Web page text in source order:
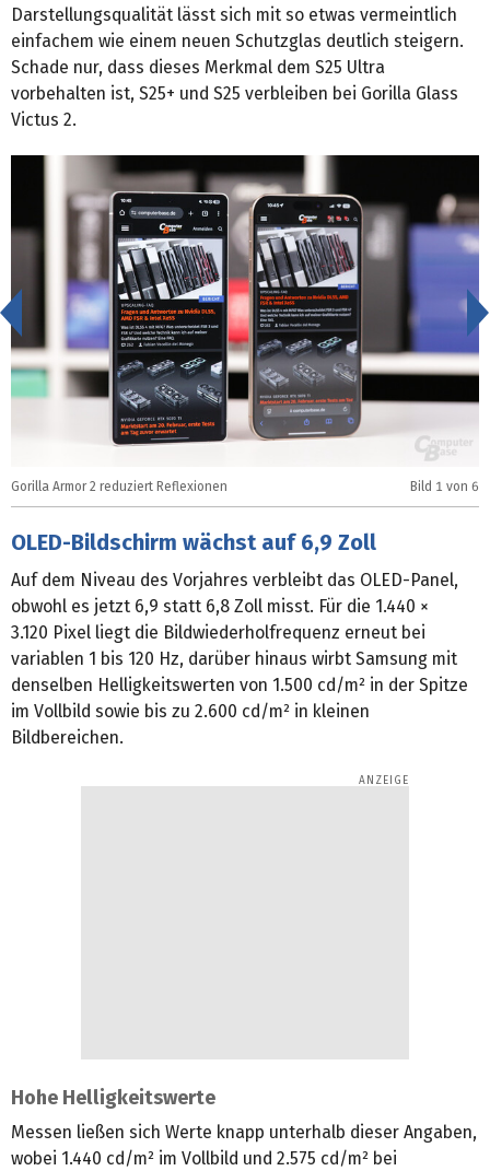
Darstellungsqualität lässt sich mit so etwas vermeintlich
einfachem wie einem neuen Schutzglas deutlich steigern.
Schade nur, dass dieses Merkmal dem S25 Ultra
vorbehalten ist, S25+ und S25 verbleiben bei Gorilla Glass
Victus 2.
Gorilla Armor 2 reduziert Reflexionen Bild 1 von 6
<
OLED-Bildschirm wächst auf 6,9 Zoll
Auf dem Niveau des Vorjahres verbleibt das OLED-Panel,
obwohl es jetzt 6,9 statt 6,8 Zoll misst. Für die 1.440 ×
3.120 Pixel liegt die Bildwiederholfrequenz erneut bei
variablen 1 bis 120 Hz, darüber hinaus wirbt Samsung mit
denselben Helligkeitswerten von 1.500 cd/m² in der Spitze
im Vollbild sowie bis zu 2.600 cd/m² in kleinen
Bildbereichen.
Hohe Helligkeitswerte
Messen ließen sich Werte knapp unterhalb dieser Angaben,
wobei 1.440 cd/m² im Vollbild und 2.575 cd/m² bei